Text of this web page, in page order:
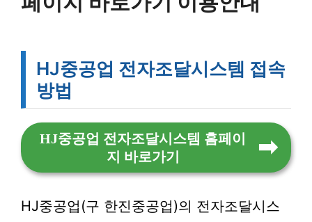
HJ중공업 전자조달시스템 접속
방법
HJ중공업 전자조달시스템 홈페이
지 바로가기
HJ중공업(구 한진중공업)의 전자조달시스